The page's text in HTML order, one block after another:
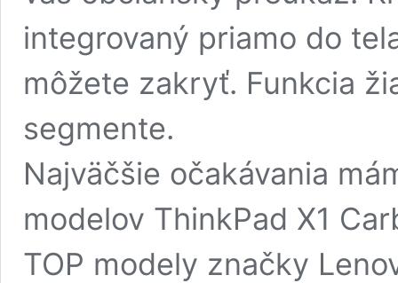
integrovaný priamo do
môžete zakryť. Funkcia
segmente.
Najväčšie očakávania
modelov ThinkPad X1
TOP modely značky